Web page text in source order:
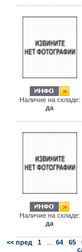
Наличие на складе:
да
Наличие на складе:
да
<< пред 1... 64 65